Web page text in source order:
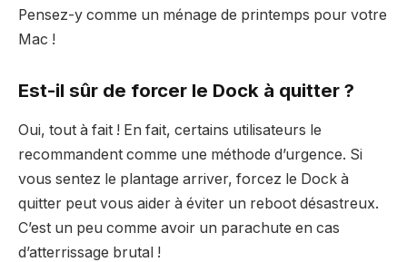
Pensez-y comme un ménage de printemps pour votre
Mac !
Est-il sûr de forcer le Dock à quitter ?
Oui, tout à fait ! En fait, certains utilisateurs le
recommandent comme une méthode d’urgence. Si
vous sentez le plantage arriver, forcez le Dock à
quitter peut vous aider à éviter un reboot désastreux.
C’est un peu comme avoir un parachute en cas
d’atterrissage brutal !